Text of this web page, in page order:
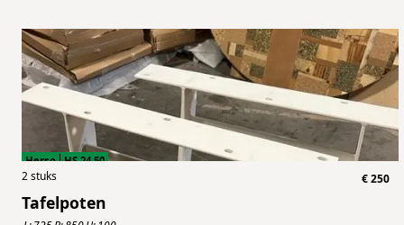
Herso HS.24.50
2stuks €250
Tafelpoten